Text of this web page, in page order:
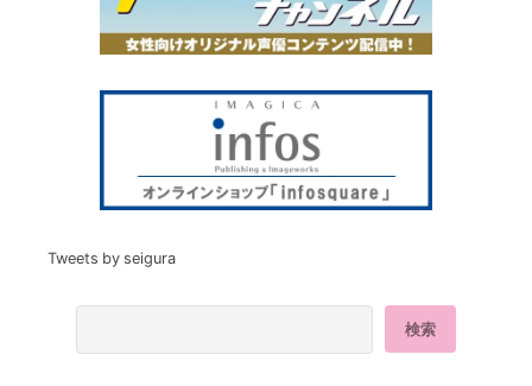
Tweets by seigura